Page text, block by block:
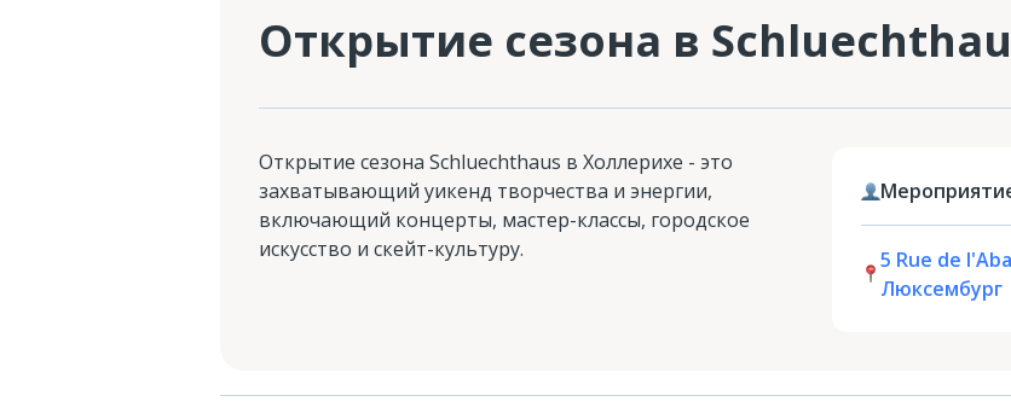
Открытие сезона в
Открытие сезона Schluechthaus в Холлерихе - это
захватывающий уикенд творчества и энергии,
включающий концерты, мастер-классы, городское
искусство и скейт-культуру.
5 Rue de
Люксембург